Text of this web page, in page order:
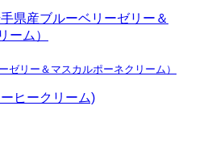
ゼリー＆マスカルポーネクリーム）